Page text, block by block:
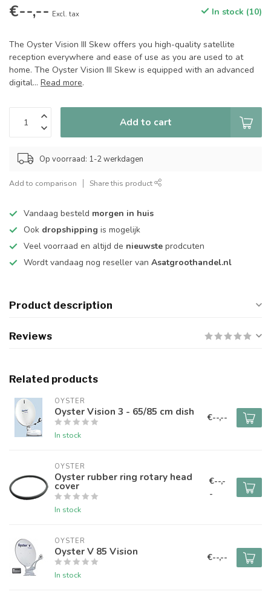
€--,-- Excl. tax In stock (10)
The Oyster Vision III Skew offers you high-quality satellite
reception everywhere and ease of use as you are used to at
home. The Oyster Vision III Skew is equipped with an advanced
digital... Read more.
Add to cart
Op voorraad: 1-2 werkdagen
Add to comparison Share this product
Vandaag besteld morgen in huis
Ook dropshipping is mogelijk
Veel voorraad en altijd de nieuwste prodcuten
Wordt vandaag nog reseller van Asatgroothandel.nl
Product description
Reviews
Related products
OYSTER
Oyster Vision 3 - 65/85 cm dish
In stock
€--,--
OYSTER
Oyster rubber ring rotary head
cover
In stock
€--,-
-
OYSTER
Oyster V 85 Vision
In stock
€--,--